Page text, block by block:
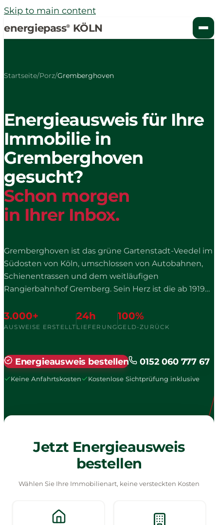
Skip to main content
energiepass® KÖLN
Startseite/Porz/Gremberghoven
Energieausweis für Ihre
Immobilie in
Gremberghoven
gesucht?
Schon morgen
in Ihrer Inbox.
Gremberghoven ist das grüne Gartenstadt-Veedel im
Südosten von Köln, umschlossen von Autobahnen,
Schienentrassen und dem weitläufigen
Rangierbahnhof Gremberg. Sein Herz ist die ab 1919
errichtete Eisenbahnersiedlung, die der Architekt
Martin Kießling in einem markanten
Haus besitzt, kennt den Kontrast zwischen dem
stillen Siedlungsidyll und den angrenzenden
einem Sonderfall.
3.000+
AUSWEISE ERSTELLT
24h
LIEFERUNG
100%
GELD-ZURÜCK
Energieausweis bestellen 0152 060 777 67
Keine Anfahrtskosten Kostenlose Sichtprüfung inklusive
Jetzt Energieausweis
bestellen
Wählen Sie Ihre Immobilienart, keine versteckten Kosten